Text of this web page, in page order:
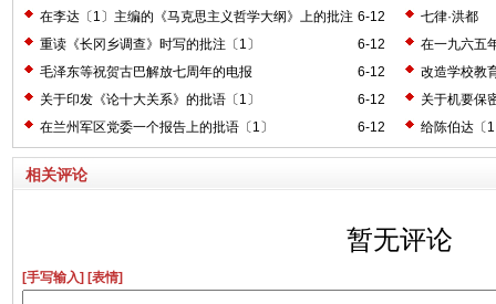
6-12
在李达〔1〕主编的《马克思主义哲学大纲》上的批注
〔2〕
七律·洪都
6-12
重读《长冈乡调查》时写的批注〔1〕
在一九六五
6-12
毛泽东等祝贺古巴解放七周年的电报
改造学校教
6-12
关于印发《论十大关系》的批语〔1〕
关于机要保
6-12
在兰州军区党委一个报告上的批语〔1〕 给陈伯达〔
相关评论
暂无评论
[手写输入] [表情]